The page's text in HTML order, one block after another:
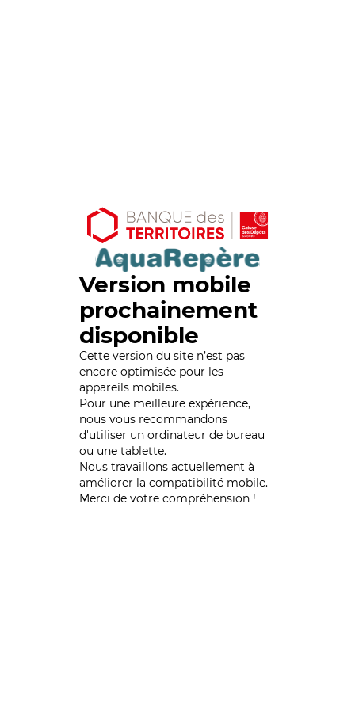
Version mobile
prochainement
disponible
Cette version du site n’est pas
encore optimisée pour les
appareils mobiles.
Pour une meilleure expérience,
nous vous recommandons
d'utiliser un ordinateur de bureau
ou une tablette.
Nous travaillons actuellement à
améliorer la compatibilité mobile.
Merci de votre compréhension !